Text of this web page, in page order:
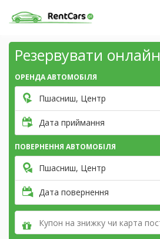
Резервувати онлайн
ОРЕНДА АВТОМОБІЛЯ
Пшасниш, Центр
Дата приймання
ПОВЕРНЕННЯ АВТОМОБІЛЯ
Пшасниш, Центр
Дата повернення